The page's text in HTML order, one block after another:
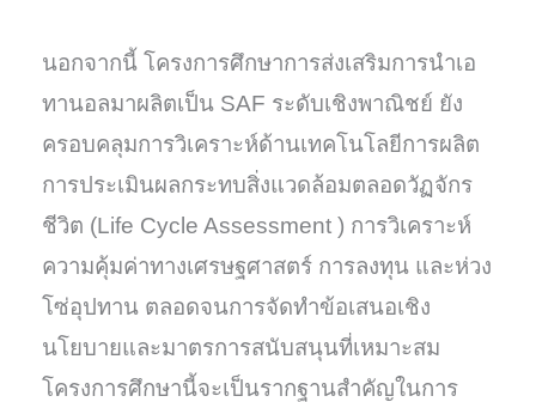
นอกจากนี้ โครงการศึกษาการส่งเสริมการนำเอ
ทานอลมาผลิตเป็น SAF ระดับเชิงพาณิชย์ ยัง
ครอบคลุมการวิเคราะห์ด้านเทคโนโลยีการผลิต
การประเมินผลกระทบสิ่งแวดล้อมตลอดวัฏจักร
ชีวิต (Life Cycle Assessment ) การวิเคราะห์
ความคุ้มค่าทางเศรษฐศาสตร์ การลงทุน และห่วง
โซ่อุปทาน ตลอดจนการจัดทำข้อเสนอเชิง
นโยบายและมาตรการสนับสนุนที่เหมาะสม
โครงการศึกษานี้จะเป็นรากฐานสำคัญในการ